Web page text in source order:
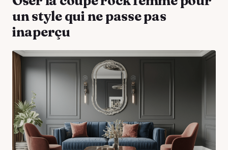
un style qui ne passe pas
inaperçu